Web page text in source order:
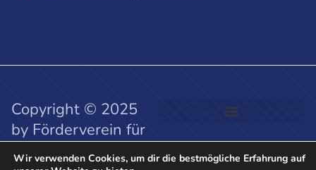
Copyright © 2025
by Förderverein für
die kath. KiTa
Wir verwenden Cookies, um dir die bestmögliche Erfahrung auf